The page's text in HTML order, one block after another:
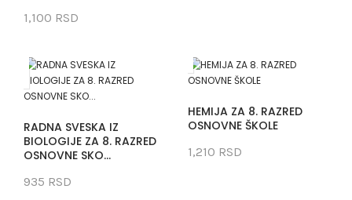
1,100 RSD
RADNA SVESKA IZ
BIOLOGIJE ZA 8. RAZRED
OSNOVNE SKO...
935 RSD
HEMIJA ZA 8. RAZRED
OSNOVNE ŠKOLE
1,210 RSD